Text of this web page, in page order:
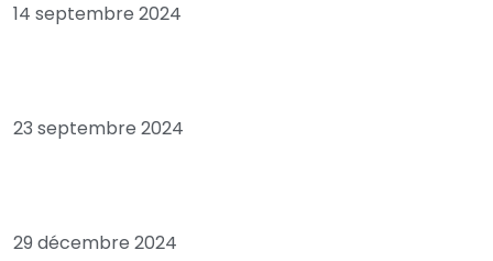
14 septembre 2024
23 septembre 2024
29 décembre 2024